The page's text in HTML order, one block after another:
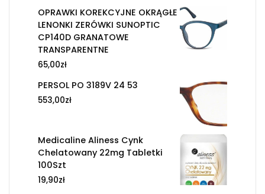
OPRAWKI KOREKCYJNE OKRĄGŁE
LENONKI ZERÓWKI SUNOPTIC
CP140D GRANATOWE
TRANSPARENTNE
65,00zł
PERSOL PO 3189V 24 53
553,00zł
Medicaline Aliness Cynk
Chelatowany 22mg Tabletki
100Szt
19,90zł